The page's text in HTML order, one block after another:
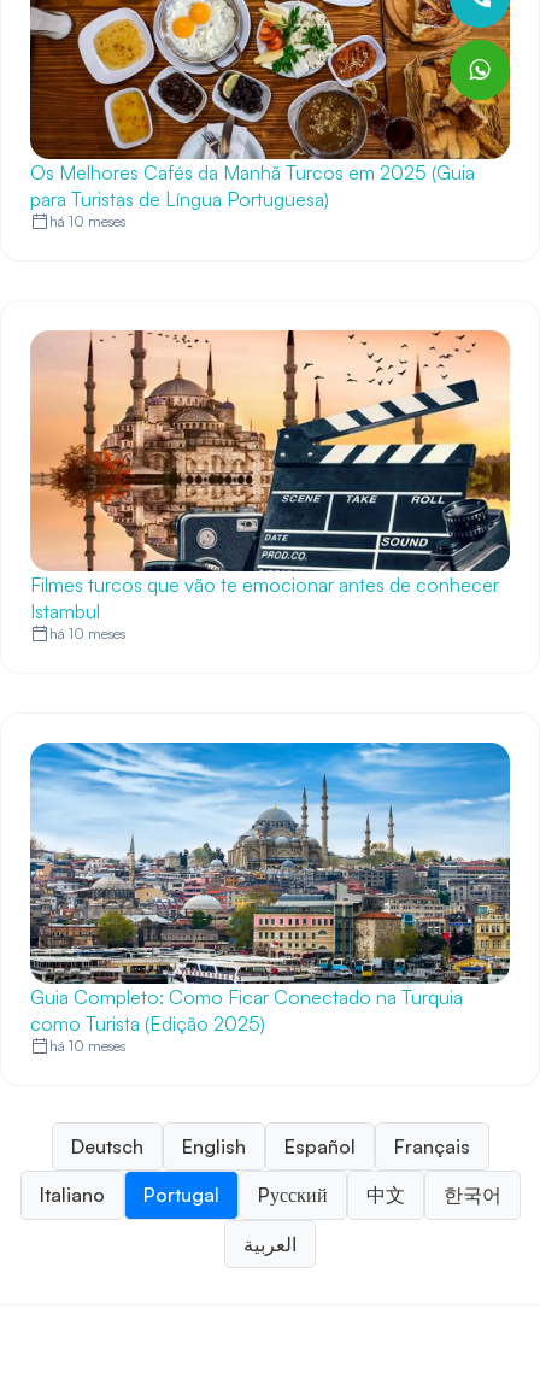
Os Melhores Cafés da Manhã Turcos em 2025 (Guia
para Turistas de Língua Portuguesa)
há 10 meses
Filmes turcos que vão te emocionar antes de conhecer
Istambul
há 10 meses
Guia Completo: Como Ficar Conectado na Turquia
como Turista (Edição 2025)
há 10 meses
Deutsch English Español
Français
Italiano
Portugal Pусский 中文 한국어
العربية